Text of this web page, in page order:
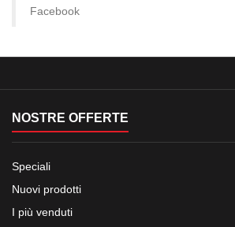
Facebook
NOSTRE OFFERTE
Speciali
Nuovi prodotti
I più venduti